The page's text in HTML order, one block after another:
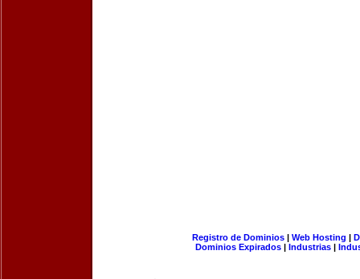
Registro de Dominios| Web Hosting |
Dominios Expirados | Industrias |